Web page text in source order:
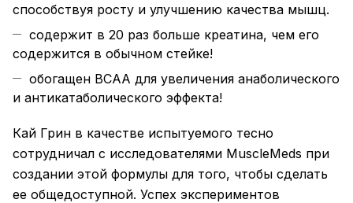
способствуя росту и улучшению качеcтва мышц.
содержит в 20 раз больше креатина, чем его
содержится в обычном стейке!
обогащен ВСАА для увеличения анаболического
и антикатаболического эффекта!
Кай Грин в качестве испытуемого тесно
сотрудничал с исследователями MuscleMeds при
создании этой формулы для того, чтобы сделать
ее общедоступной. Успех экспериментов